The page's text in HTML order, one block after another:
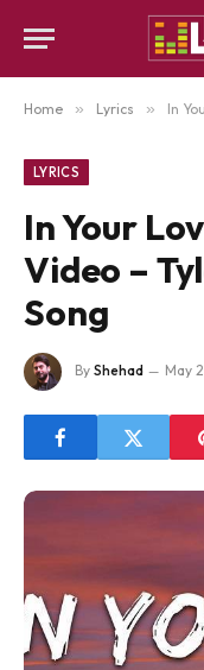
Home » Lyrics » In
LYRICS
In Your
Video –
Song
By Shehad May